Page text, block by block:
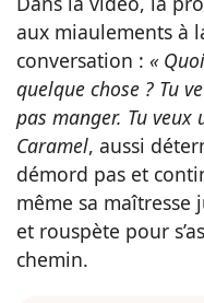
aux miaulements à
conversation : «
quelque chose ? Tu
pas manger. Tu veux
Caramel, aussi
démord pas et
même sa maîtresse
et rouspète pour
chemin.